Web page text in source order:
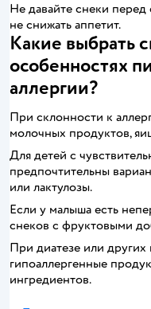
Не давайте снеки
не снижать аппетит.
Какие выбрать
особенностях
аллергии?
При склонности к
молочных продуктов,
Для детей с
предпочтительны
или лактулозы.
Если у малыша есть
снеков с фруктовыми
При диатезе или других
гипоаллергенные
ингредиентов.